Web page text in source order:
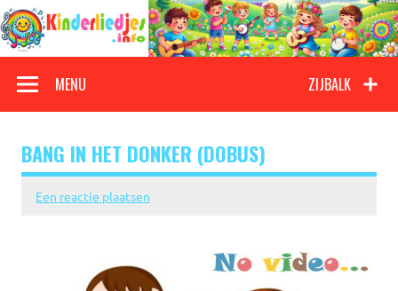
Doorgaan
naar
inhoud
Kinderliedjes
ZIJBALK
MENU
BANG IN HET DONKER (DOBUS)
Een reactie plaatsen